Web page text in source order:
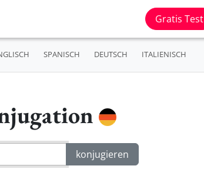
Gratis Test
SPANISCH DEUTSCH ITALIENISCH